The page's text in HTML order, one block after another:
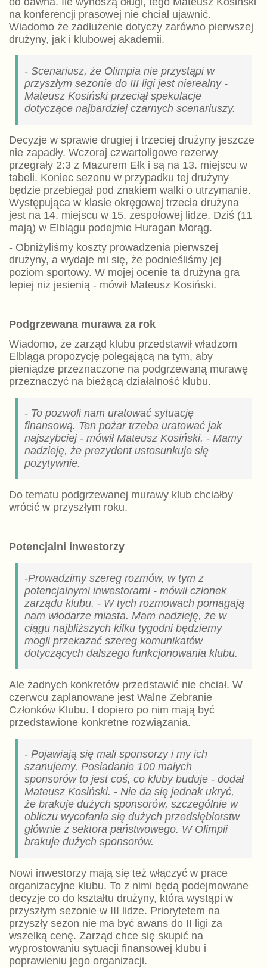
na konferencji prasowej nie chciał ujawnić.
Wiadomo że zadłużenie dotyczy zarówno pierwszej
drużyny, jak i klubowej akademii.
- Scenariusz, że Olimpia nie przystąpi w
przyszłym sezonie do III ligi jest nierealny -
Mateusz Kosiński przeciął spekulacje
dotyczące najbardziej czarnych scenariuszy.
Decyzje w sprawie drugiej i trzeciej drużyny jeszcze
nie zapadły. Wczoraj czwartoligowe rezerwy
przegrały 2:3 z Mazurem Ełk i są na 13. miejscu w
tabeli. Koniec sezonu w przypadku tej drużyny
będzie przebiegał pod znakiem walki o utrzymanie.
Występująca w klasie okręgowej trzecia drużyna
jest na 14. miejscu w 15. zespołowej lidze. Dziś (11
mają) w Elblągu podejmie Huragan Morąg.
- Obniżyliśmy koszty prowadzenia pierwszej
drużyny, a wydaje mi się, że podnieśliśmy jej
poziom sportowy. W mojej ocenie ta drużyna gra
lepiej niż jesienią - mówił Mateusz Kosiński.
Podgrzewana murawa za rok
Wiadomo, że zarząd klubu przedstawił władzom
Elbląga propozycję polegającą na tym, aby
pieniądze przeznaczone na podgrzewaną murawę
przeznaczyć na bieżącą działalność klubu.
- To pozwoli nam uratować sytuację
finansową. Ten pożar trzeba uratować jak
najszybciej - mówił Mateusz Kosiński. - Mamy
nadzieję, że prezydent ustosunkuje się
pozytywnie.
Do tematu podgrzewanej murawy klub chciałby
wrócić w przyszłym roku.
Potencjalni inwestorzy
-Prowadzimy szereg rozmów, w tym z
potencjalnymi inwestorami - mówił członek
zarządu klubu. - W tych rozmowach pomagają
nam włodarze miasta. Mam nadzieję, że w
ciągu najbliższych kilku tygodni będziemy
mogli przekazać szereg komunikatów
dotyczących dalszego funkcjonowania klubu.
Ale żadnych konkretów przedstawić nie chciał. W
czerwcu zaplanowane jest Walne Zebranie
Członków Klubu. I dopiero po nim mają być
przedstawione konkretne rozwiązania.
- Pojawiają się mali sponsorzy i my ich
szanujemy. Posiadanie 100 małych
sponsorów to jest coś, co kluby buduje - dodał
Mateusz Kosiński. - Nie da się jednak ukryć,
że brakuje dużych sponsorów, szczególnie w
obliczu wycofania się dużych przedsiębiorstw
głównie z sektora państwowego. W Olimpii
brakuje dużych sponsorów.
Nowi inwestorzy mają się też włączyć w prace
organizacyjne klubu. To z nimi będą podejmowane
decyzje co do kształtu drużyny, która wystąpi w
przyszłym sezonie w III lidze. Priorytetem na
przyszły sezon nie ma być awans do II ligi za
wszelką cenę. Zarząd chce się skupić na
wyprostowaniu sytuacji finansowej klubu i
poprawieniu jego organizacji.